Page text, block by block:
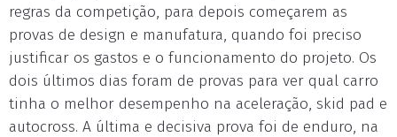
regras da competição, para depois começarem as
provas de design e manufatura, quando foi preciso
justificar os gastos e o funcionamento do projeto. Os
dois últimos dias foram de provas para ver qual carro
tinha o melhor desempenho na aceleração, skid pad e
autocross. A última e decisiva prova foi de enduro, na